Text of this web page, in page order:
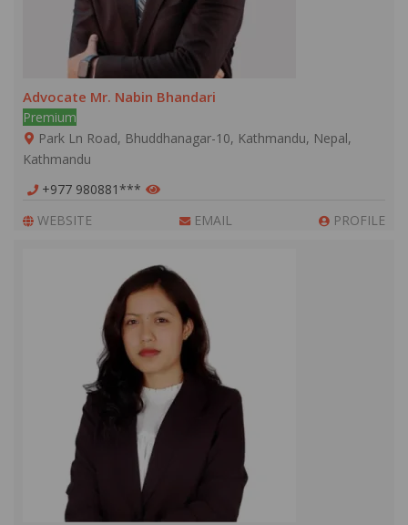
Advocate Mr. Nabin Bhandari
Premium
Park Ln Road, Bhuddhanagar-10, Kathmandu, Nepal,
Kathmandu
+977 980881***
WEBSITE
EMAIL PROFILE